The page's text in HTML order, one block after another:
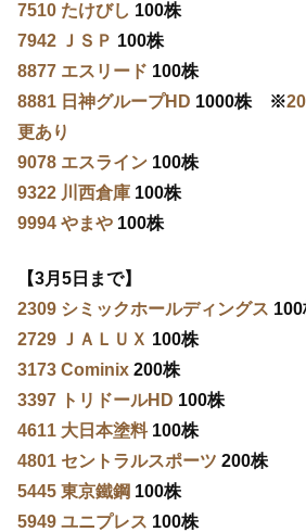
7510 たけびし 100株
7942 ＪＳＰ 100株
8877 エスリード 100株
8881 日神グループHD 1000株 ※
更あり
9078 エスライン 100株
9322 川西倉庫 100株
9994 やまや 100株
【3月5日まで】
2309 シミックホールディングス
2729 ＪＡＬＵＸ 100株
3173 Cominix 200株
3397 トリドールHD 100株
4611 大日本塗料100株
4801 セントラルスポーツ 200株
5445 東京鐵鋼 100株
5949 ユニプレス 100株